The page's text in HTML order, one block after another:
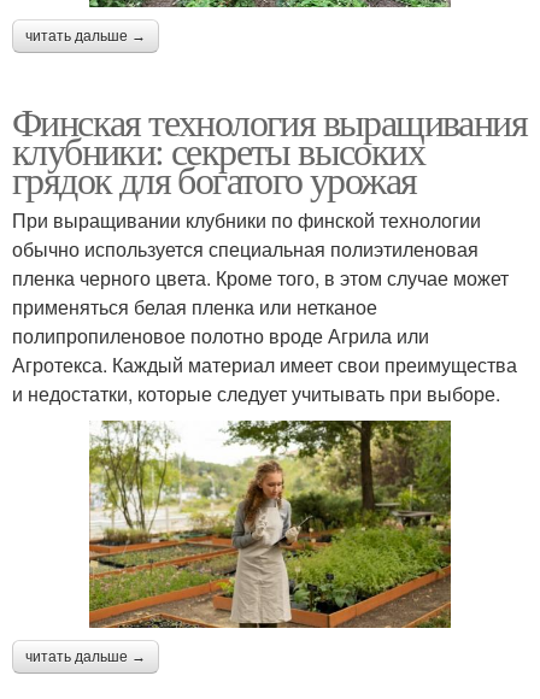
читать дальше →
Финская технология выращивания
клубники: секреты высоких
грядок для богатого урожая
При выращивании клубники по финской технологии
обычно используется специальная полиэтиленовая
пленка черного цвета. Кроме того, в этом случае может
применяться белая пленка или нетканое
полипропиленовое полотно вроде Агрила или
Агротекса. Каждый материал имеет свои преимущества
и недостатки, которые следует учитывать при выборе.
читать дальше →